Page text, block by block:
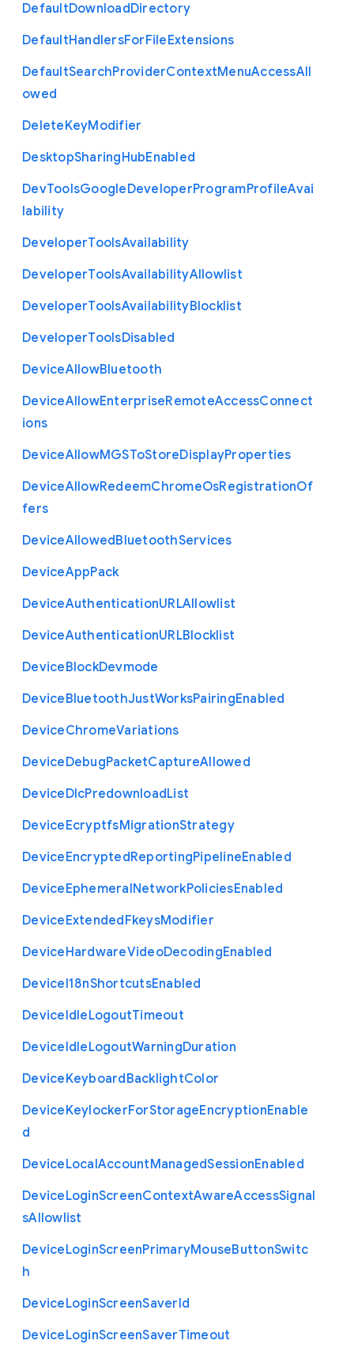
DefaultDownloadDirectory
DefaultHandlersForFileExtensions
DefaultSearchProviderContextMenuAccessAll
owed
DeleteKeyModifier
DesktopSharingHubEnabled
DevToolsGoogleDeveloperProgramProfileAvai
lability
DeveloperToolsAvailability
DeveloperToolsAvailabilityAllowlist
DeveloperToolsAvailabilityBlocklist
DeveloperToolsDisabled
DeviceAllowBluetooth
DeviceAllowEnterpriseRemoteAccessConnect
ions
DeviceAllowMGSToStoreDisplayProperties
DeviceAllowRedeemChromeOsRegistrationOf
fers
DeviceAllowedBluetoothServices
DeviceAppPack
DeviceAuthenticationURLAllowlist
DeviceAuthenticationURLBlocklist
DeviceBlockDevmode
DeviceBluetoothJustWorksPairingEnabled
DeviceChromeVariations
DeviceDebugPacketCaptureAllowed
DeviceDlcPredownloadList
DeviceEcryptfsMigrationStrategy
DeviceEncryptedReportingPipelineEnabled
DeviceEphemeralNetworkPoliciesEnabled
DeviceExtendedFkeysModifier
DeviceHardwareVideoDecodingEnabled
DeviceI18nShortcutsEnabled
DeviceIdleLogoutTimeout
DeviceIdleLogoutWarningDuration
DeviceKeyboardBacklightColor
DeviceKeylockerForStorageEncryptionEnable
d
DeviceLocalAccountManagedSessionEnabled
DeviceLoginScreenContextAwareAccessSignal
sAllowlist
DeviceLoginScreenPrimaryMouseButtonSwitc
h
DeviceLoginScreenSaverId
DeviceLoginScreenSaverTimeout